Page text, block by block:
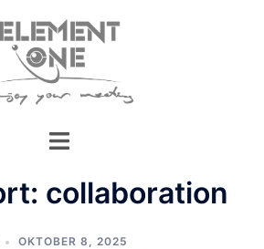
collaboration
OKTOBER 8, 2025